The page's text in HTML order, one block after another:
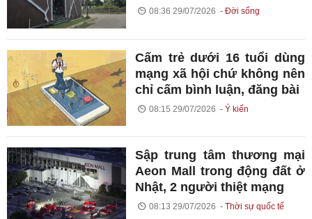
08:36 29/07/2026 Đời sống
Cấm trẻ dưới 16 tuổi dùng
mạng xã hội chứ không nên
chỉ cấm bình luận, đăng bài
08:15 29/07/2026 Ý kiến
Sập trung tâm thương mại
Aeon Mall trong động đất ở
Nhật, 2 người thiệt mạng
08:13 29/07/2026 Thời sự quốc tế